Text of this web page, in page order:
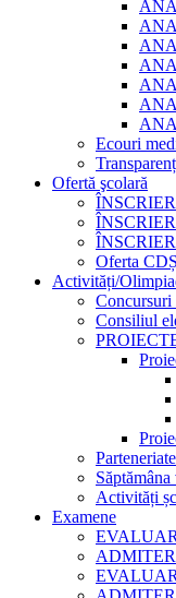
Ecouri
Ofertă şcolară
Oferta CDȘ
Activități/
Concursuri
Consiliul
Parteneriate
Săptămâna
Activități
Examene